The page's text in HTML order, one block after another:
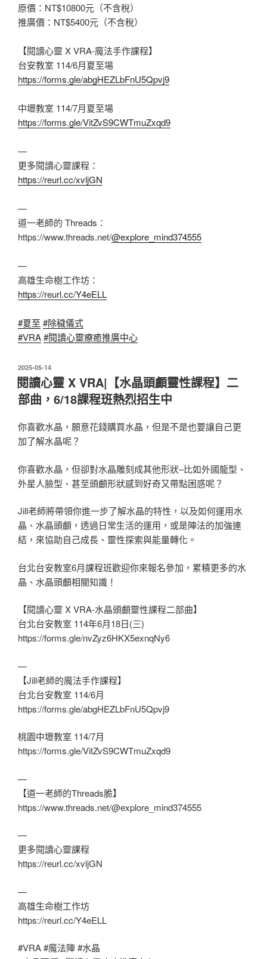
原價：NT$10800元（不含稅）
推廣價：NT$5400元（不含稅）
【閱讀心靈 X VRA-魔法手作課程】
台安教室 114/6月夏至場
https://forms.gle/abgHEZLbFnU5Qpvj9
中壢教室 114/7月夏至場
https://forms.gle/VitZvS9CWTmuZxqd9
—
更多閱讀心靈課程：
https://reurl.cc/xvljGN
—
道一老師的 Threads：
https://www.threads.net/@explore_mind374555
—
高雄生命樹工作坊：
https://reurl.cc/Y4eELL
#夏至 #除穢儀式
#VRA#閱讀心靈療癒推廣中心
發
佈
於
2025-05-14
閱讀心靈 X VRA|【水晶頭顱靈性課程】二
部曲，6/18課程班熱烈招生中
你喜歡水晶，願意花錢購買水晶，但是不是也要讓自己更
加了解水晶呢？
你喜歡水晶，但卻對水晶雕刻成其他形狀–比如外國龍型、
外星人臉型、甚至頭顱形狀感到好奇又帶點困惑呢？
Jill老師將帶領你進一步了解水晶的特性，以及如何運用水
晶、水晶頭顱，透過日常生活的運用，或是陣法的加強連
結，來協助自己成長、靈性探索與能量轉化。
台北台安教室6月課程班歡迎你來報名參加，累積更多的水
晶、水晶頭顱相關知識！
【閱讀心靈 X VRA-水晶頭顱靈性課程二部曲】
台北台安教室 114年6月18日(三)
https://forms.gle/nvZyz6HKX5exnqNy6
—
【Jill老師的魔法手作課程】
台北台安教室 114/6月
https://forms.gle/abgHEZLbFnU5Qpvj9
桃園中壢教室 114/7月
https://forms.gle/VitZvS9CWTmuZxqd9
—
【道一老師的Threads脆】
https://www.threads.net/@explore_mind374555
—
更多閱讀心靈課程
https://reurl.cc/xvljGN
—
高雄生命樹工作坊
https://reurl.cc/Y4eELL
#VRA #魔法陣 #水晶